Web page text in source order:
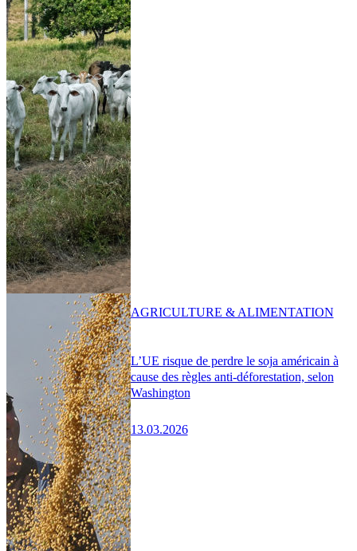
L’UE risque de perdre le soja américain à
cause des règles anti-déforestation, selon
Washington
13.03.2026
AGRICULTURE & ALIMENTATION